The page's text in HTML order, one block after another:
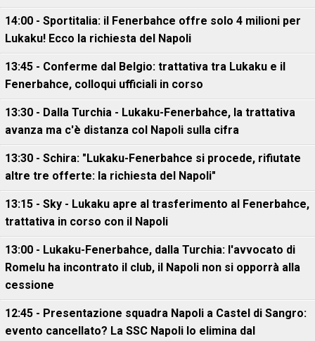
14:00 - Sportitalia: il Fenerbahce offre solo 4 milioni per
Lukaku! Ecco la richiesta del Napoli
13:45 - Conferme dal Belgio: trattativa tra Lukaku e il
Fenerbahce, colloqui ufficiali in corso
13:30 - Dalla Turchia - Lukaku-Fenerbahce, la trattativa
avanza ma c'è distanza col Napoli sulla cifra
13:30 - Schira: "Lukaku-Fenerbahce si procede, rifiutate
altre tre offerte: la richiesta del Napoli"
13:15 - Sky - Lukaku apre al trasferimento al Fenerbahce,
trattativa in corso con il Napoli
13:00 - Lukaku-Fenerbahce, dalla Turchia: l'avvocato di
Romelu ha incontrato il club, il Napoli non si opporrà alla
cessione
12:45 - Presentazione squadra Napoli a Castel di Sangro:
evento cancellato? La SSC Napoli lo elimina dal